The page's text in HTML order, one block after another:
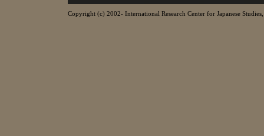
Copyright (c) 2002- International Research Center for Japanese